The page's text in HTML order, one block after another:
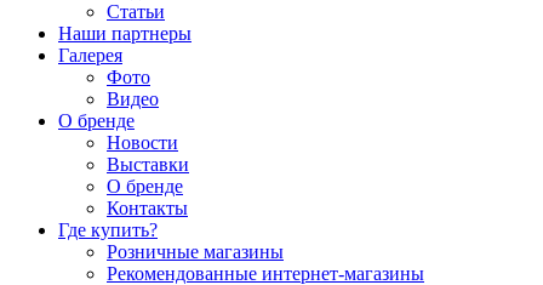
Статьи
Наши партнеры
Галерея
Фото
Видео
О бренде
Новости
Выставки
О бренде
Контакты
Где купить?
Розничные магазины
Рекомендованные интернет-магазины